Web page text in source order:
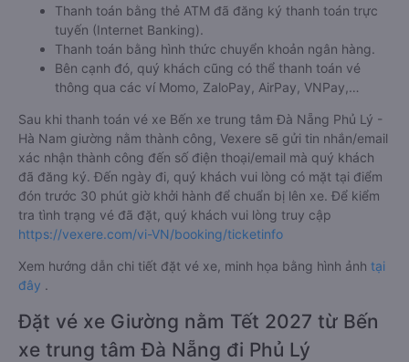
Thanh toán bằng thẻ ATM đã đăng ký thanh toán trực
tuyến (Internet Banking).
Thanh toán bằng hình thức chuyển khoản ngân hàng.
Bên cạnh đó, quý khách cũng có thể thanh toán vé
thông qua các ví Momo, ZaloPay, AirPay, VNPay,…
Sau khi thanh toán vé xe Bến xe trung tâm Đà Nẵng Phủ Lý -
Hà Nam giường nằm thành công, Vexere sẽ gửi tin nhắn/email
xác nhận thành công đến số điện thoại/email mà quý khách
đã đăng ký. Đến ngày đi, quý khách vui lòng có mặt tại điểm
đón trước 30 phút giờ khởi hành để chuẩn bị lên xe. Để kiểm
tra tình trạng vé đã đặt, quý khách vui lòng truy cập
https://vexere.com/vi-VN/booking/ticketinfo
Xem hướng dẫn chi tiết đặt vé xe, minh họa bằng hình ảnh tại
đây .
Đặt vé xe Giường nằm Tết 2027 từ Bến
xe trung tâm Đà Nẵng đi Phủ Lý